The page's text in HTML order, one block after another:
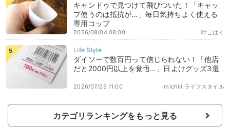
キャンドゥで見つけて飛びついた！「キャッ
プ使うのは抵抗が…」毎日気持ちよく使える
専用コップ
叶こはく
2026/08/04 08:00
ダイソーで数百円って信じられない！「他店
だと2000円以上を覚悟…」日よけグッズ3選
michill ライフスタイル
2026/07/29 11:00
カテゴリランキングをもっと見る